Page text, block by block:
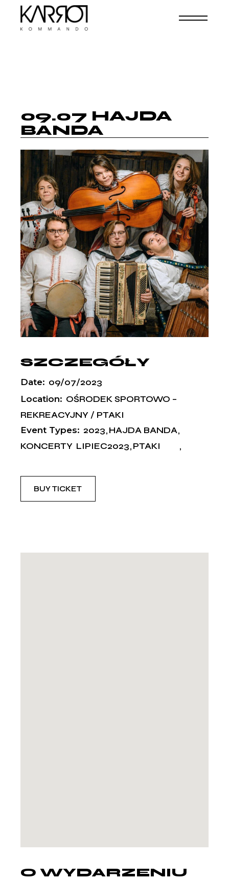
09.07 HAJDA
BANDA
SZCZEGÓŁY
Date: 09/07/2023
Location: OŚRODEK SPORTOWO –
REKREACYJNY / PTAKI
Event Types: 2023 HAJDA BANDA
KONCERTY LIPIEC2023 PTAKI
BUY TICKET
O WYDARZENIU